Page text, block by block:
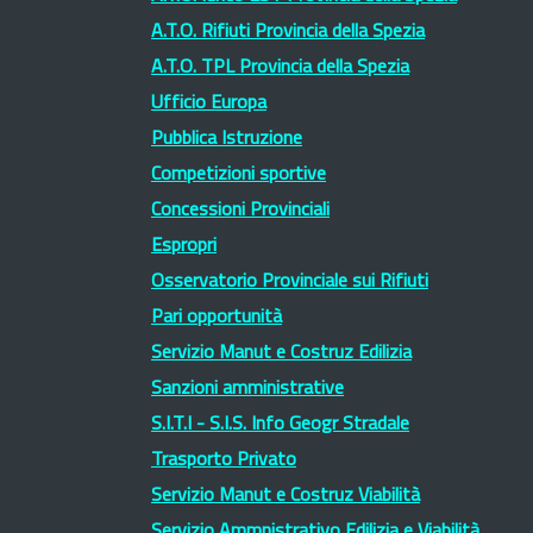
A.T.O. Rifiuti Provincia della Spezia
A.T.O. TPL Provincia della Spezia
Ufficio Europa
Pubblica Istruzione
Competizioni sportive
Concessioni Provinciali
Espropri
Osservatorio Provinciale sui Rifiuti
Pari opportunità
Servizio Manut e Costruz Edilizia
Sanzioni amministrative
S.I.T.I - S.I.S. Info Geogr Stradale
Trasporto Privato
Servizio Manut e Costruz Viabilità